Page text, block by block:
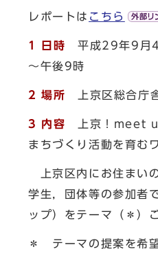
レポートは こちら
1 日時 平成29年9月4
～午後9時
2 場所 上京区総合庁
3 内容
上京！meet
まちづくり活動を育む
上京区内にお住まい
学生，団体等の参加者
ップ）をテーマ（＊）
＊ テーマの提案を希